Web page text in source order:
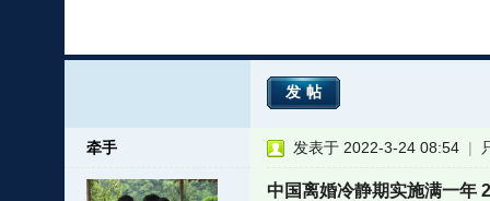
发帖
牵手 发表于 2022-3-24 08:54 |
中国离婚冷静期实施满一年